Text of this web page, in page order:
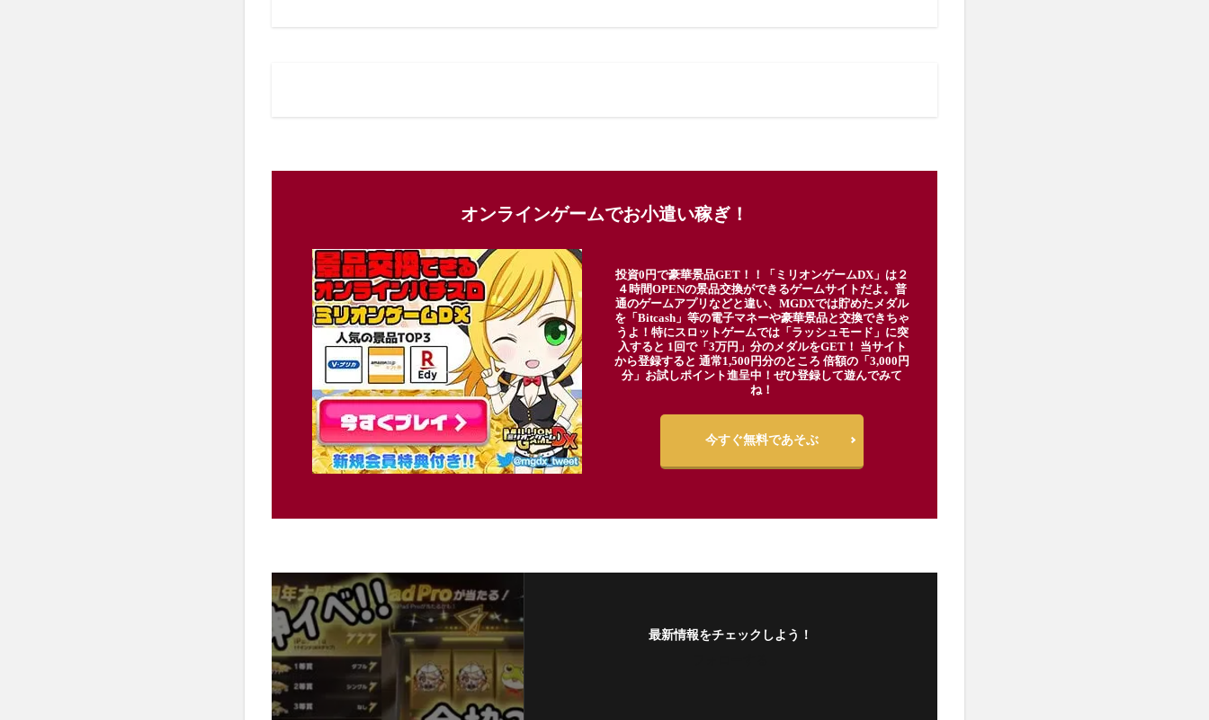
オンラインゲームでお小遣い稼ぎ！
投資0円で豪華景品GET！！「ミリオンゲームDX」は２
４時間OPENの景品交換ができるゲームサイトだよ。普
通のゲームアプリなどと違い、MGDXでは貯めたメダル
を「Bitcash」等の電子マネーや豪華景品と交換できちゃ
うよ！特にスロットゲームでは「ラッシュモード」に突
入すると 1回で「3万円」分のメダルをGET！ 当サイト
から登録すると 通常1,500円分のところ 倍額の「3,000円
分」お試しポイント進呈中！ぜひ登録して遊んでみて
ね！
今すぐ無料であそぶ
最新情報をチェックしよう！